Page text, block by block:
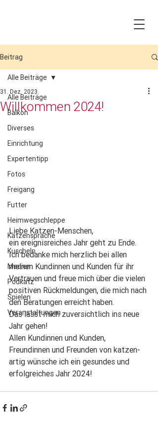
Beitrag
Alle Beiträge
Balkon
Diverses
Einrichtung
Expertentipp
Fotos
Freigang
Futter
Heimwegschleppe
Katzensprache
Kuscheln
Medien
Podkatz
Spielen
Veranstaltungen
Alle Beiträge
Willkommen 2024!
31. Dez. 2023
Liebe Katzen-Menschen,
ein ereignisreiches Jahr geht zu Ende.
Ich bedanke mich herzlich bei allen
meinen Kundinnen und Kunden für ihr
Vertrauen und freue mich über die vielen
positiven Rückmeldungen, die mich nach
den Beratungen erreicht haben.
Das lässt mich zuversichtlich ins neue
Jahr gehen!
Allen Kundinnen und Kunden,
Freundinnen und Freunden von katzen-
artig wünsche ich ein gesundes und
erfolgreiches Jahr 2024!